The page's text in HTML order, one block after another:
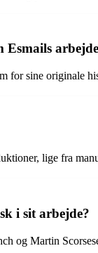
for sine originale
lige fra
i sit arbejde?
og Martin